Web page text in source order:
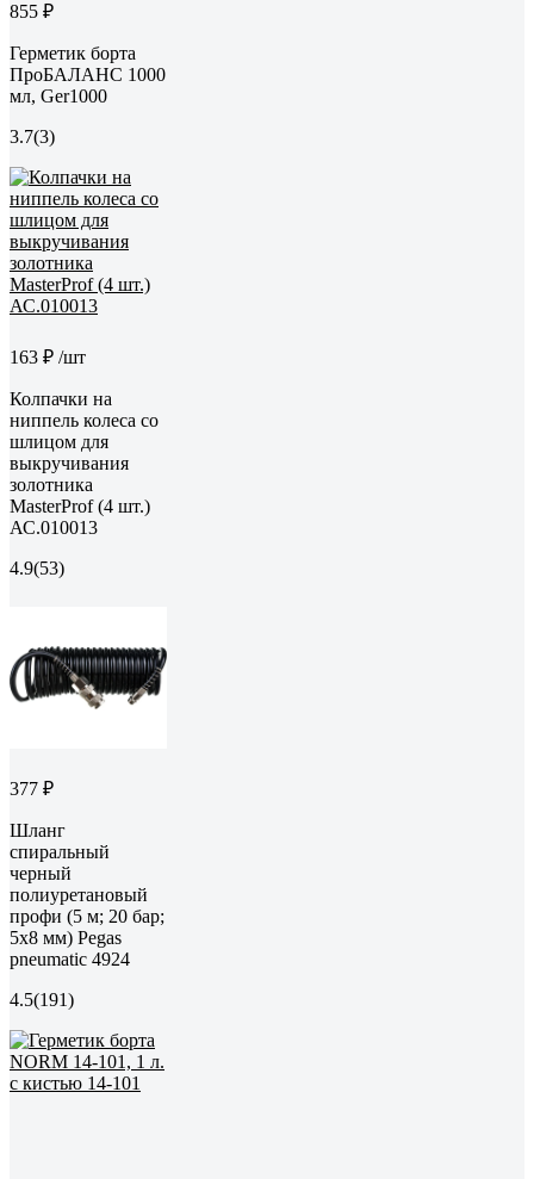
855 ₽
Герметик борта
ПроБАЛАНС 1000
мл, Ger1000
3.7(3)
163 ₽ /шт
Колпачки на
ниппель колеса со
шлицом для
выкручивания
золотника
MasterProf (4 шт.)
АС.010013
4.9(53)
377 ₽
Шланг
спиральный
черный
полиуретановый
профи (5 м; 20 бар;
5х8 мм) Pegas
pneumatic 4924
4.5(191)